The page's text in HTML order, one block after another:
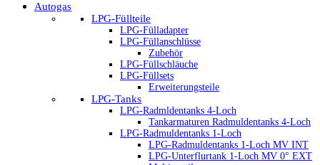
Autogas
LPG-Füllteile
LPG-Fülladapter
LPG-Füllanschlüsse
Zubehör
LPG-Füllschläuche
LPG-Füllsets
Erweiterungsteile
LPG-Tanks
LPG-Radmldentanks 4-Loch
Tankarmaturen Radmuldentanks 4-Loch
LPG-Radmuldentanks 1-Loch
LPG-Radmuldentanks 1-Loch MV INT
LPG-Unterflurtank 1-Loch MV 0° EXT